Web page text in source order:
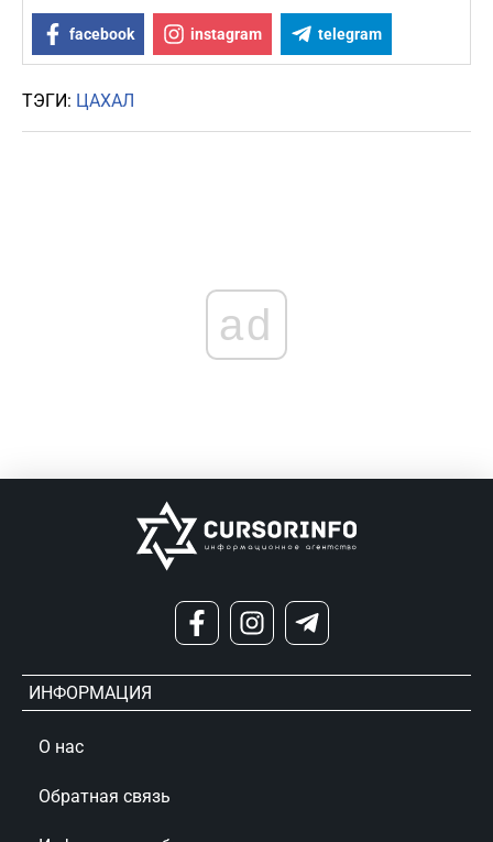
facebook instagram telegram
ТЭГИ: ЦАХАЛ
ad
ИНФОРМАЦИЯ
О нас
Обратная связь